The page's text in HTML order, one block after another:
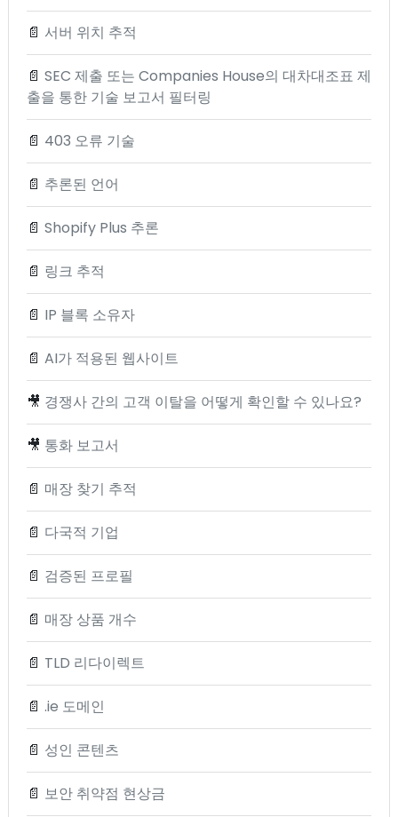
📄 서버 위치 추적
📄 SEC 제출 또는 Companies House의 대차대조표 제
출을 통한 기술 보고서 필터링
📄 403 오류 기술
📄 추론된 언어
📄 Shopify Plus 추론
📄 링크 추적
📄 IP 블록 소유자
📄 AI가 적용된 웹사이트
🎥 경쟁사 간의 고객 이탈을 어떻게 확인할 수 있나요?
🎥 통화 보고서
📄 매장 찾기 추적
📄 다국적 기업
📄 검증된 프로필
📄 매장 상품 개수
📄 TLD 리다이렉트
📄 .ie 도메인
📄 성인 콘텐츠
📄 보안 취약점 현상금